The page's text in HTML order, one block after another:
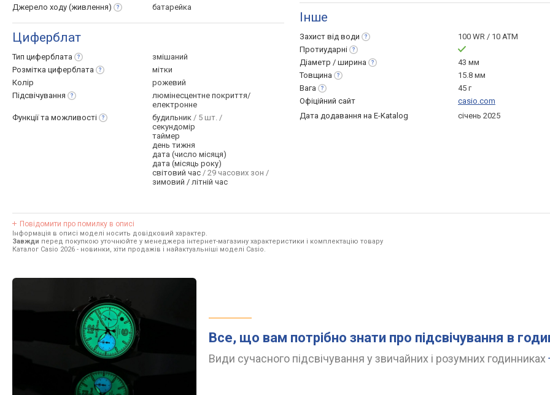
Джерело ходу (живлення) батарейка
Циферблат
Тип циферблата
змішаний
Розмітка циферблата
мітки
Колір
рожевий
Підсвічування
люмінесцентне покриття/
електронне
Функції та можливості будильник / 5 шт. /
секундомір
таймер
день тижня
дата (число місяця)
дата (місяць року)
світовий час / 29 часових зон /
зимовий / літній час
Інше
Захист від води
100 WR / 10 ATM
Протиударні
Діаметр / ширина
43 мм
Товщина
15.8 мм
Вага
45 г
Офіційний сайт
casio.com
Дата додавання на E-Katalog
січень 2025
Повідомити про помилку в описі
Інформація в описі моделі носить довідковий характер.
Завжди перед покупкою уточнюйте у менеджера інтернет-магазину характеристики і комплектацію товару
Каталог Casio 2026 - новинки, хіти продажів і найактуальніші моделі Casio.
Все, що вам потрібно знати про підсвічування в
Види сучасного підсвічування у звичайних і розумних годинниках